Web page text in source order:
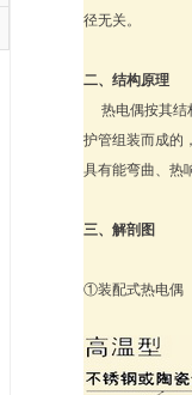
径无关。
二、结构原理
热电偶按其结
护管组装而成的
具有能弯曲、热
三、解剖图
①装配式热电偶